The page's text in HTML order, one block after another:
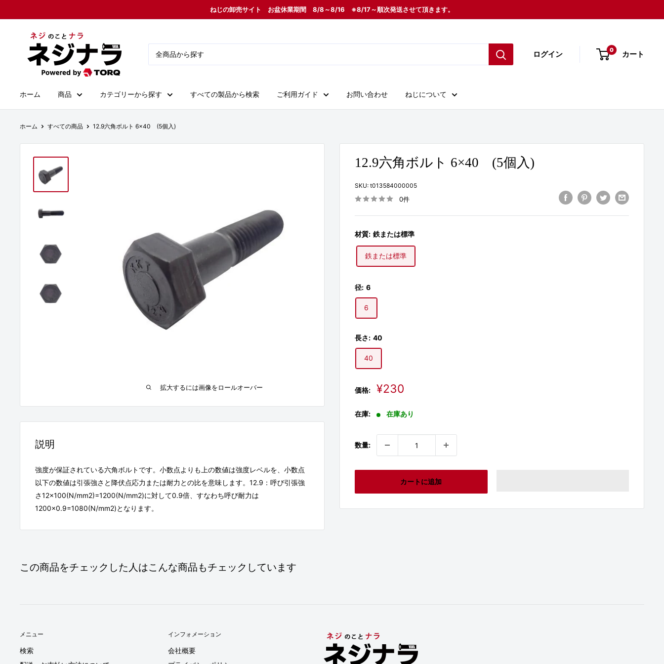
ン
ッ
ねじの卸売サイト お盆休業期間 8/8～8/16 ※8/17～順次発送させて頂きます。
ログイン 0 カート
ホーム 商品 カテゴリーから探す すべての製品から検索 ご利用ガイド お問い合わせ ねじについて
ホーム すべての商品 12.9六角ボルト 6×40 (5個入)
拡大するには画像をロールオーバー
12.9六角ボルト 6×40 (5個入)
SKU: t013584000005
0件
材質: 鉄または標準
鉄または標準
径: 6
6
長さ: 40
40
価格:
販
価
¥230
在庫: 在庫あり
数量:
カートに追加
説明
強度が保証されている六角ボルトです。小数点よりも上の数値は強度レベルを、小数点
以下の数値は引張強さと降伏点応力または耐力との比を意味します。12.9：呼び引張強
さ12×100(N/mm2)=1200(N/mm2)に対して0.9倍、すなわち呼び耐力は
1200×0.9=1080(N/mm2)となります。
この商品をチェックした人はこんな商品もチェックしています
メニュー
検索
インフォメーション
会社概要